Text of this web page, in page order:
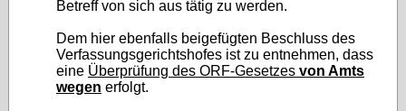
Betreff von sich aus tätig zu werden.
Dem hier ebenfalls beigefügten Beschluss des
Verfassungsgerichtshofes ist zu entnehmen, dass
eine Überprüfung des ORF-Gesetzes von Amts
wegen erfolgt.